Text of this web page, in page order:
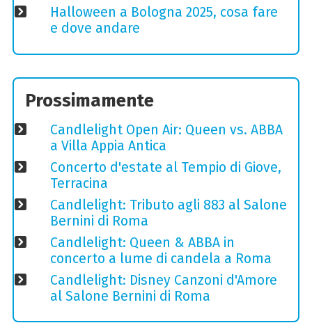
Halloween a Bologna 2025, cosa fare
e dove andare
Prossimamente
Candlelight Open Air: Queen vs. ABBA
a Villa Appia Antica
Concerto d'estate al Tempio di Giove,
Terracina
Candlelight: Tributo agli 883 al Salone
Bernini di Roma
Candlelight: Queen & ABBA in
concerto a lume di candela a Roma
Candlelight: Disney Canzoni d'Amore
al Salone Bernini di Roma